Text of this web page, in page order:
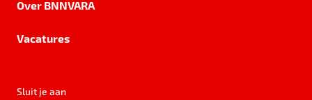
Over BNNVARA
Vacatures
Sluit je aan